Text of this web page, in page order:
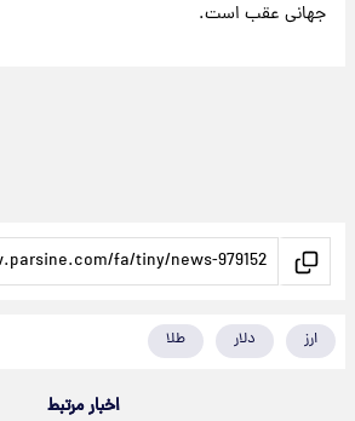
جهانی عقب است.
دلار طلا
اخبار مرتبط